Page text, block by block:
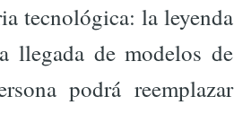
tecnológica: la leyenda
llegada de modelos de
podrá reemplazar